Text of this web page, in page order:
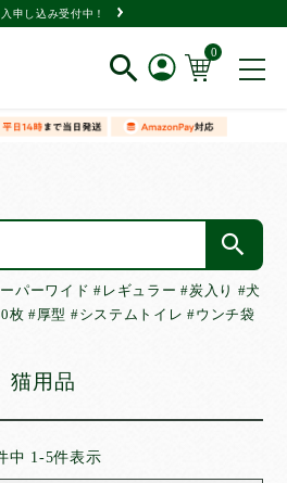
申し込み受付中！
ログイン
閲覧履歴
0
パーワイド #レギュラー #炭入り #犬
枚 #厚型 #システムトイレ #ウンチ袋
猫用品
中 1 -5件表示